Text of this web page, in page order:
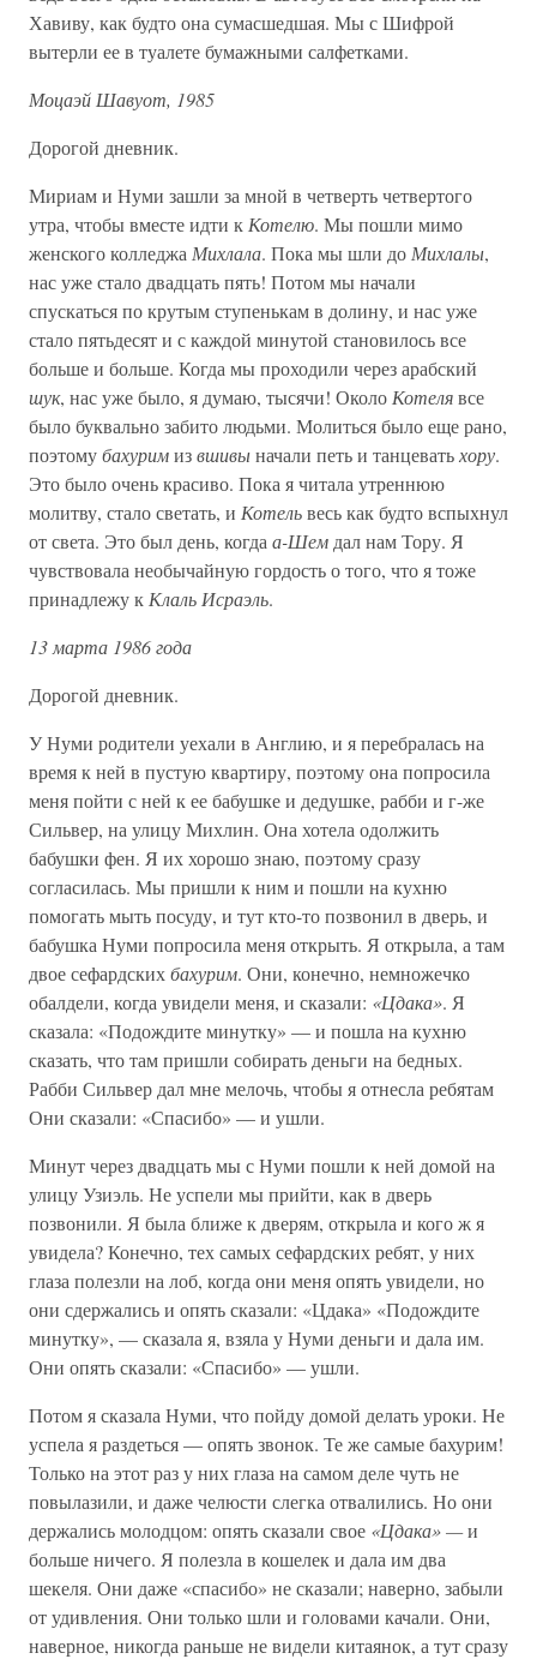
Хавиву, как будто она сумасшедшая. Мы с Шифрой
вытерли ее в туалете бумажными салфетками.
Моцаэй Шавуот, 1985
Дорогой дневник.
Мириам и Нуми зашли за мной в четверть четвертого
утра, чтобы вместе идти к Котелю. Мы пошли мимо
женского колледжа Михлала. Пока мы шли до Михлалы,
нас уже стало двадцать пять! Потом мы начали
спускаться по крутым ступенькам в долину, и нас уже
стало пятьдесят и с каждой минутой становилось все
больше и больше. Когда мы проходили через арабский
шук, нас уже было, я думаю, тысячи! Около Котелявсе
было буквально забито людьми. Молиться было еще рано,
поэтомубахуримизвшивыначали петь и танцеватьхору.
Это было очень красиво. Пока я читала утреннюю
молитву, стало светать, и Котельвесь как будто вспыхнул
от света. Это был день, когда а-Шем дал нам Тору. Я
чувствовала необычайную гордость о того, что я тоже
принадлежу к Клаль Исраэль.
13 марта 1986 года
Дорогой дневник.
У Нуми родители уехали в Англию, и я перебралась на
время к ней в пустую квартиру, поэтому она попросила
меня пойти с ней к ее бабушке и дедушке, рабби и г-же
Сильвер, на улицу Михлин. Она хотела одолжить
бабушки фен. Я их хорошо знаю, поэтому сразу
согласилась. Мы пришли к ним и пошли на кухню
помогать мыть посуду, и тут кто-то позвонил в дверь, и
бабушка Нуми попросила меня открыть. Я открыла, а там
двое сефардскихбахурим. Они, конечно, немножечко
обалдели, когда увидели меня, и сказали: «Цдака». Я
сказала: «Подождите минутку» — и пошла на кухню
сказать, что там пришли собирать деньги на бедных.
Рабби Сильвер дал мне мелочь, чтобы я отнесла ребятам
Они сказали: «Спасибо» — и ушли.
Минут через двадцать мы с Нуми пошли к ней домой на
улицу Узиэль. Не успели мы прийти, как в дверь
позвонили. Я была ближе к дверям, открыла и кого ж я
увидела? Конечно, тех самых сефардских ребят, у них
глаза полезли на лоб, когда они меня опять увидели, но
они сдержались и опять сказали: «Цдака» «Подождите
минутку», — сказала я, взяла у Нуми деньги и дала им.
Они опять сказали: «Спасибо» — ушли.
Потом я сказала Нуми, что пойду домой делать уроки. Не
успела я раздеться — опять звонок. Те же самые бахурим!
Только на этот раз у них глаза на самом деле чуть не
повылазили, и даже челюсти слегка отвалились. Но они
держались молодцом: опять сказали свое «Цдака» —и
больше ничего. Я полезла в кошелек и дала им два
шекеля. Они даже «спасибо» не сказали; наверно, забыли
от удивления. Они только шли и головами качали. Они,
наверное, никогда раньше не видели китаянок, а тут сразу